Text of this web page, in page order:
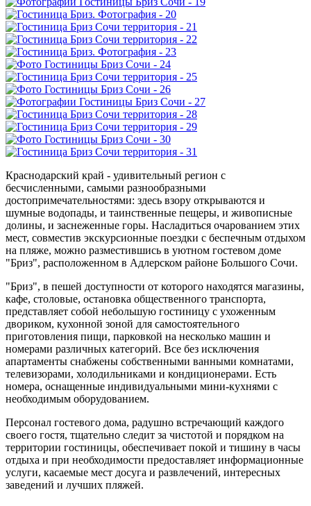
Краснодарский край - удивительный регион с
бесчисленными, самыми разнообразными
достопримечательностями: здесь взору открываются и
шумные водопады, и таинственные пещеры, и живописные
долины, и заснеженные горы. Насладиться очарованием этих
мест, совместив экскурсионные поездки с беспечным отдыхом
на пляже, можно разместившись в уютном гостевом доме
"Бриз", расположенном в Адлерском районе Большого Сочи.
"Бриз", в пешей доступности от которого находятся магазины,
кафе, столовые, остановка общественного транспорта,
представляет собой небольшую гостиницу с ухоженным
двориком, кухонной зоной для самостоятельного
приготовления пищи, парковкой на несколько машин и
номерами различных категорий. Все без исключения
апартаменты снабжены собственными ванными комнатами,
телевизорами, холодильниками и кондиционерами. Есть
номера, оснащенные индивидуальными мини-кухнями с
необходимым оборудованием.
Персонал гостевого дома, радушно встречающий каждого
своего гостя, тщательно следит за чистотой и порядком на
территории гостиницы, обеспечивает покой и тишину в часы
отдыха и при необходимости предоставляет информационные
услуги, касаемые мест досуга и развлечений, интересных
заведений и лучших пляжей.